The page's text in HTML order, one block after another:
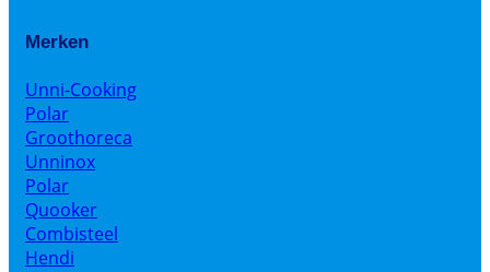
Merken
Unni-Cooking
Polar
Groothoreca
Unninox
Polar
Quooker
Combisteel
Hendi